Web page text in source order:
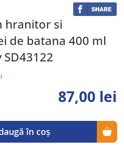
hranitor si
de batana 400 ml
87,00 lei
în coș